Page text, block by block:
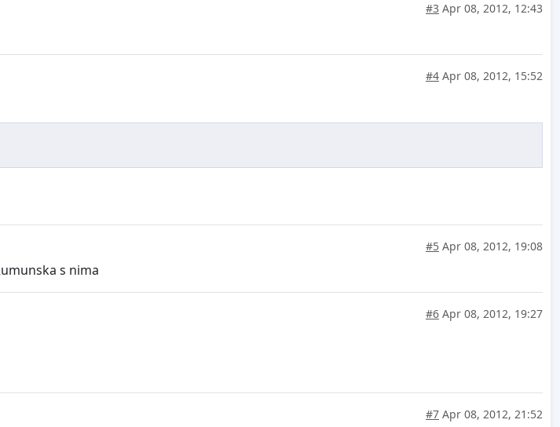
#3 Apr 08, 2012, 12:43
#4 Apr 08, 2012, 15:52
#5 Apr 08, 2012, 19:08
s nima
#6 Apr 08, 2012, 19:27
#7 Apr 08, 2012, 21:52